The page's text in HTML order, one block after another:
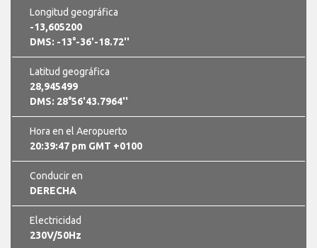
Longitud geográfica
-13,605200
DMS: -13°-36'-18.72''
Latitud geográfica
28,945499
DMS: 28°56'43.7964''
Hora en el Aeropuerto
20:39:47 pm GMT +0100
Conducir en
DERECHA
Electricidad
230V/50Hz